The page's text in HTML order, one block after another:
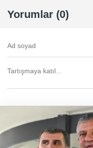
Yorumlar (0)